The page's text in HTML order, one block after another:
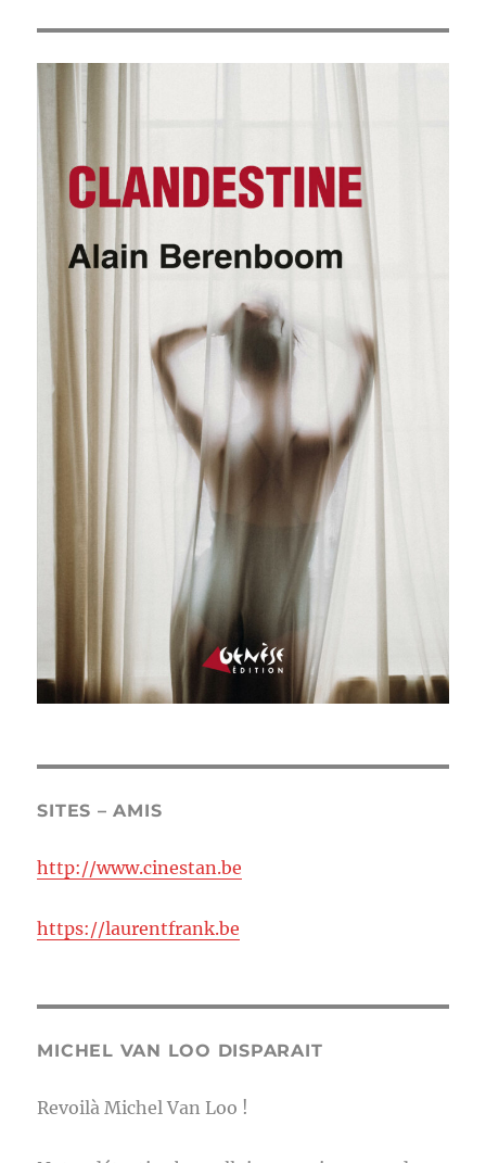
SITES – AMIS
http://www.cinestan.be
https://laurentfrank.be
MICHEL VAN LOO DISPARAIT
Revoilà Michel Van Loo !